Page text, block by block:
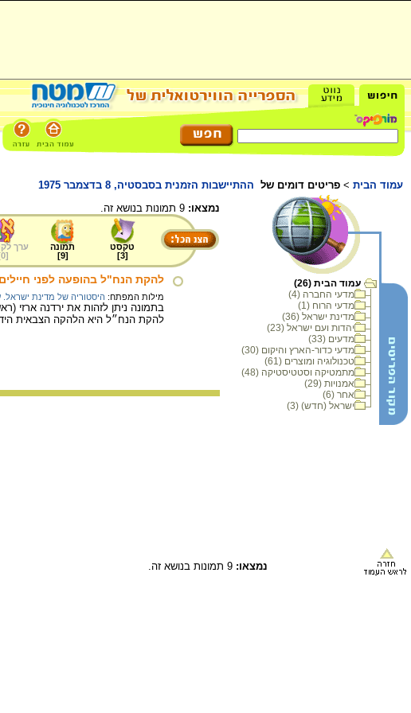
עמוד הבית > פריטים דומים של ההתיישבות הזמנית בסבסטיה, 8 בדצמבר 1975
עמוד הבית (26)
מדעי החברה (4)
מדעי הרוח (1)
מדינת ישראל (36)
יהדות ועם ישראל (23)
מדעים (33)
מדעי כדור-הארץ והיקום (30)
טכנולוגיה ומוצרים (61)
מתמטיקה וסטטיסטיקה (48)
אמנויות (29)
אחר (6)
ישראל (חדש) (3)
נמצאו:
טקסט
[
3
]
תמונה
[
9
]
ערך
[
0
להקת הנח"ל בהופעה לפני חיילים,
מילות המפתח: היסטוריה של מדינת ישראל.
בתמונה ניתן לזהות את ירדנה ארזי
להקת הנח״ל היא הלהקה הצבאית
נמצאו: